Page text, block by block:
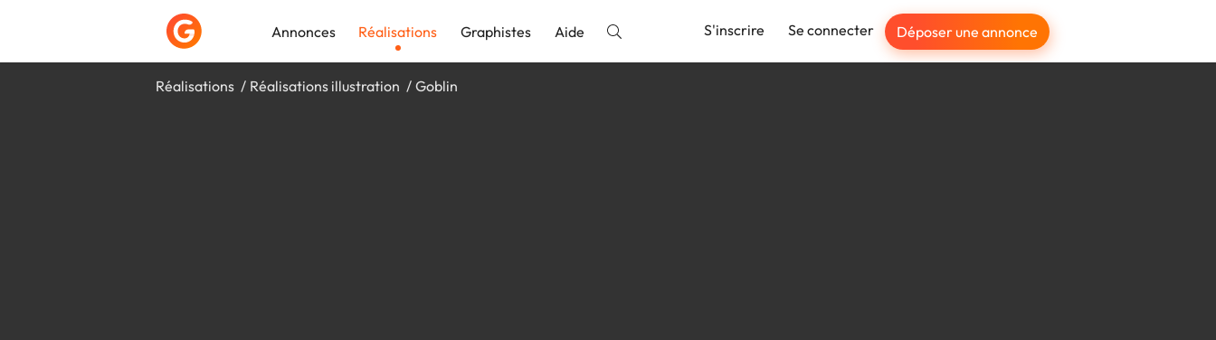
Annonces Réalisations Graphistes Aide S'inscrire Se connecter Déposer une annonce
Réalisations Réalisations illustration Goblin